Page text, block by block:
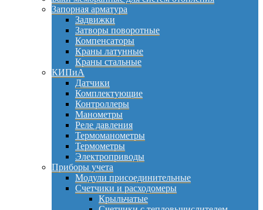
Запорная арматура
Задвижки
Затворы поворотные
Компенсаторы
Краны латунные
Краны стальные
КИПиА
Датчики
Комплектующие
Контроллеры
Манометры
Реле давления
Термоманометры
Термометры
Электроприводы
Приборы учета
Модули присоединительные
Счетчики и расходомеры
Крыльчатые